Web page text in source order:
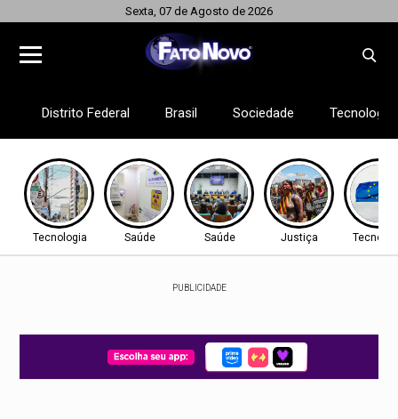
Sexta, 07 de Agosto de 2026
Distrito Federal Brasil Sociedade Tecnologia
Tecnologia Saúde Saúde Justiça
PUBLICIDADE